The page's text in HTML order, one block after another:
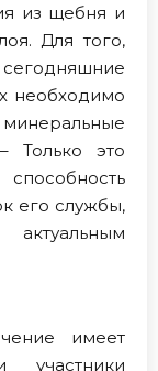
из щебня и
Для того,
необходимо
Только это
его службы,
имеет
участники